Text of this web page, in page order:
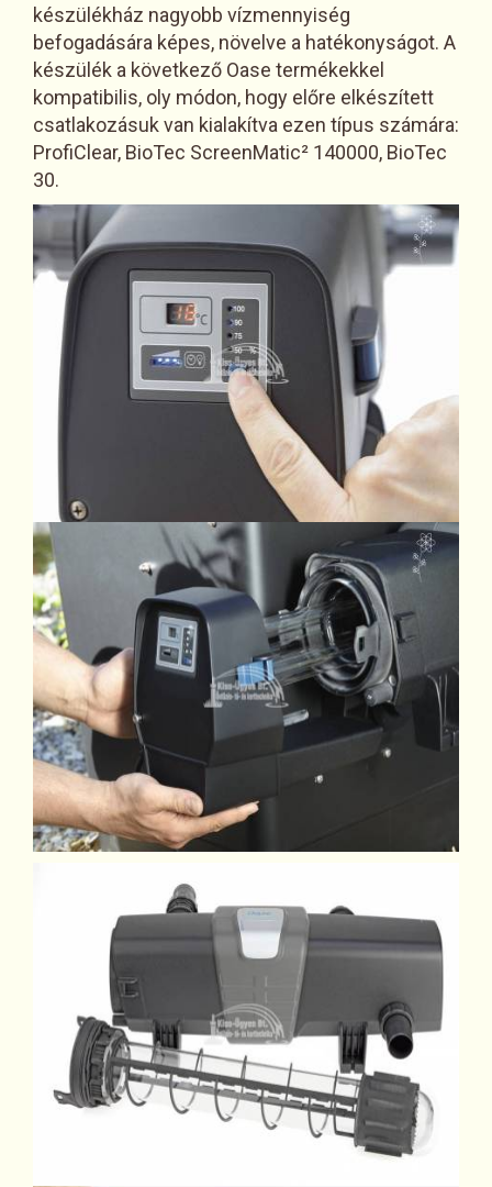
készülékház nagyobb vízmennyiség
befogadására képes, növelve a hatékonyságot. A
készülék a következő Oase termékekkel
kompatibilis, oly módon, hogy előre elkészített
csatlakozásuk van kialakítva ezen típus számára:
ProfiClear, BioTec ScreenMatic² 140000, BioTec
30.